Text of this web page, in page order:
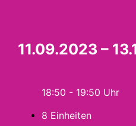
11.09.2023 –
18:50 - 19:50
8 Einheiten